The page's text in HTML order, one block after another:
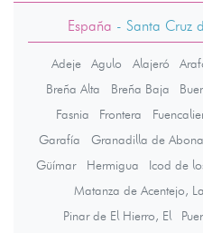
España - Santa Cruz
Adeje Agulo Alajeró
Breña Alta
Breña Baja
Fasnia
Frontera
Garafía
Granadilla de Abona
Güímar
Hermigua Icod de
Matanza de Acentejo, La
Pinar de El Hierro, El